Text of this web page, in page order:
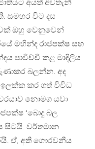
අයත් අවතැන්
සමහර විට දස
ඔහු වෙනුවෙන්
මහින්ද රාජපක්ෂ සහ
පාවිච්චි කළ මාදිලිය
බලන්න. අද
ඉලක්ක කර ගත් විවිධ
නොමග යවා
‘බොදු බල
සිටයි. වර්තමාන
ඒ, අති ගෞරවනීය